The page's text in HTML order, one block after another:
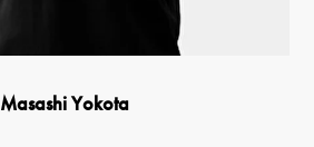
Masashi Yokota